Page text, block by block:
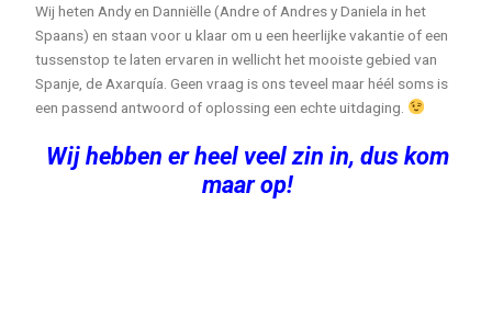
Wij heten Andy en Danniëlle (Andre of Andres y Daniela in het
Spaans) en staan voor u klaar om u een heerlijke vakantie of een
tussenstop te laten ervaren in wellicht het mooiste gebied van
Spanje, de Axarquía. Geen vraag is ons teveel maar héél soms is
een passend antwoord of oplossing een echte uitdaging.
Wij hebben er heel veel zin in, dus kom
maar op!